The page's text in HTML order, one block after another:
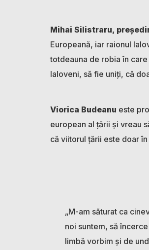
Mihai Silistraru,
Europeană, iar raionul
totdeauna de robia în
Ialoveni, să fie uniți, că
Viorica Budeanu este
european al țării și vreau
că viitorul țării este doar
„M-am săturat ca
noi suntem, să
limbă vorbim și de